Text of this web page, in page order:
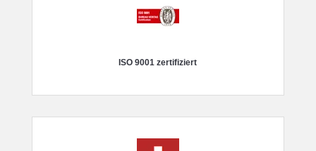
ISO 9001 zertifiziert